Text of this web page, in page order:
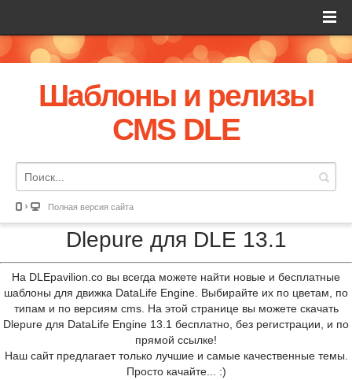
Шаблоны и релизы
CMS DLE
Полная версия сайта
Dlepure для DLE 13.1
На DLEpavilion.co вы всегда можете найти новые и бесплатные
шаблоны для движка DataLife Engine. Выбирайте их по цветам, по
типам и по версиям cms. На этой странице вы можете скачать
Dlepure для DataLife Engine 13.1 бесплатно, без регистрации, и по
прямой ссылке!
Наш сайт предлагает только лучшие и самые качественные темы.
Просто качайте... :)